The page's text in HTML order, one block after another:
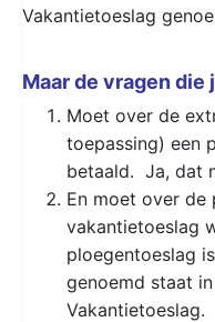
Vakantietoeslag
Maar de vragen
Moet over de
toepassing) een
betaald. Ja, dat
En moet over de
vakantietoeslag
ploegentoeslag
genoemd staat
Vakantietoeslag.